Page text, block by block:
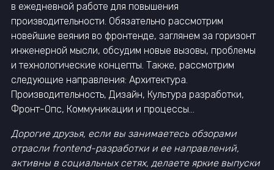
в ежедневной работе для повышения
производительности. Обязательно рассмотрим
новейшие веяния во фронтенде, заглянем за горизонт
инженерной мысли, обсудим новые вызовы, проблемы
и технологические концепты. Также, рассмотрим
следующие направления: Архитектура.
Производительность, Дизайн, Культура разработки,
Фронт-Опс, Коммуникации и процессы...
Дорогие друзья, если вы занимаетесь обзорами
отрасли frontend-разработки и ее направлений,
активны в социальных сетях, делаете яркие выпуски